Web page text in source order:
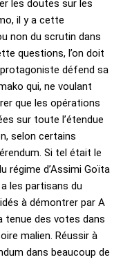
les doutes sur les
il y a cette
non du scrutin dans
questions, l’on doit
protagoniste défend sa
qui, ne voulant
que les opérations
sur toute l’étendue
selon certains
Si tel était le
régime d’Assimi Goïta
les partisans du
à démontrer par A
tenue des votes dans
malien. Réussir à
dans beaucoup de